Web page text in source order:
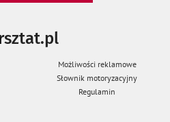
Możliwości reklamowe
Słownik motoryzacyjny
Regulamin